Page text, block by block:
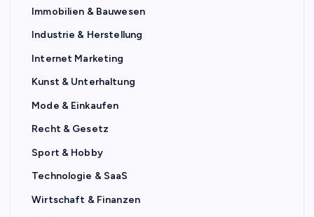
Immobilien & Bauwesen
Industrie & Herstellung
Internet Marketing
Kunst & Unterhaltung
Mode & Einkaufen
Recht & Gesetz
Sport & Hobby
Technologie & SaaS
Wirtschaft & Finanzen